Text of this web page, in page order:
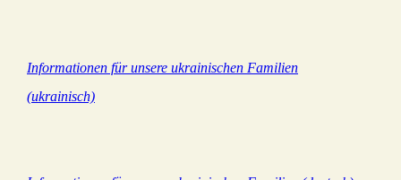
Informationen für unsere ukrainischen Familien
(ukrainisch)